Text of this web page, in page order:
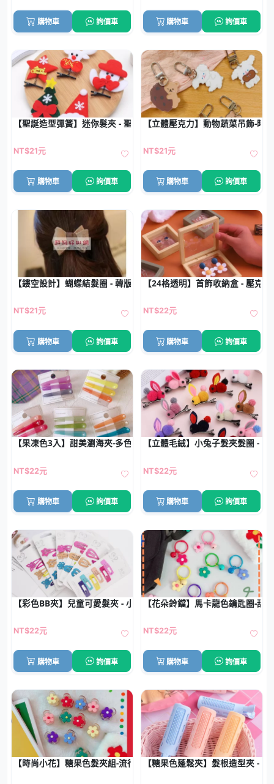
購物車 詢價車 購物車 詢價車
【聖誕造型彈簧】迷你髮夾 - 聖誕老人雪人聖誕樹髮飾
NT$21元
購物車 詢價車
【立體壓克力】動物蔬菜吊飾-時
NT$21元
購物車 詢價車
【鏤空設計】蝴蝶結髮圈 - 韓版布藝髮飾
NT$21元
購物車 詢價車
【24格透明】首飾收納盒 - 壓克
NT$22元
購物車 詢價車
【果凍色3入】甜美瀏海夾-多色鴨嘴夾組
NT$22元
購物車 詢價車
【立體毛絨】小兔子髮夾髮圈 -
NT$22元
購物車 詢價車
【彩色BB夾】兒童可愛髮夾 - 小女孩造型
NT$22元
購物車 詢價車
【花朵鈴鐺】馬卡龍色鑰匙圈-甜
NT$22元
購物車 詢價車
【時尚小花】糖果色髮夾組-流行百搭款【糖果色蓬鬆夾】髮根造型夾 -